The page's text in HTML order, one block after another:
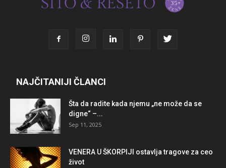
NAJČITANIJI ČLANCI
Šta da radite kada njemu „ne može da se
digne“ –...
Sep 11, 2025
VENERA U ŠKORPIJI ostavlja tragove za ceo
život